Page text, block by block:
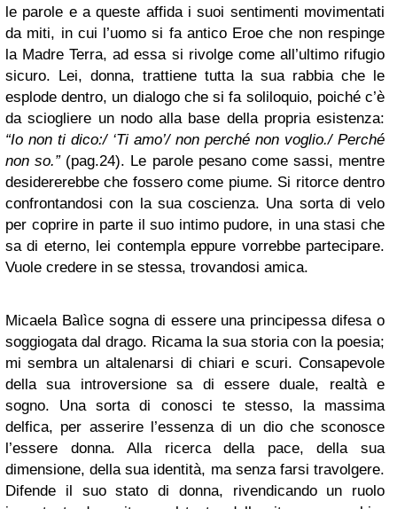
le parole e a queste affida i suoi sentimenti movimentati
da miti, in cui l’uomo si fa antico Eroe che non respinge
la Madre Terra, ad essa si rivolge come all’ultimo rifugio
sicuro. Lei, donna, trattiene tutta la sua rabbia che le
esplode dentro, un dialogo che si fa soliloquio, poiché c’è
da sciogliere un nodo alla base della propria esistenza:
“Io non ti dico:/ ‘Ti amo’/ non perché non voglio./ Perché
non so.”(pag.24). Le parole pesano come sassi, mentre
desidererebbe che fossero come piume. Si ritorce dentro
confrontandosi con la sua coscienza. Una sorta di velo
per coprire in parte il suo intimo pudore, in una stasi che
sa di eterno, lei contempla eppure vorrebbe partecipare.
Vuole credere in se stessa, trovandosi amica.
Micaela Balìce sogna di essere una principessa difesa o
soggiogata dal drago. Ricama la sua storia con la poesia;
mi sembra un altalenarsi di chiari e scuri. Consapevole
della sua introversione sa di essere duale, realtà e
sogno. Una sorta di conosci te stesso, la massima
delfica, per asserire l’essenza di un dio che sconosce
l’essere donna. Alla ricerca della pace, della sua
dimensione, della sua identità, ma senza farsi travolgere.
Difende il suo stato di donna, rivendicando un ruolo